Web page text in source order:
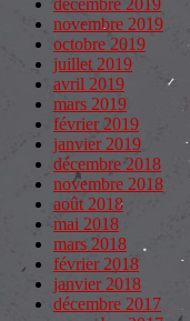
décembre 2019
novembre 2019
octobre 2019
juillet 2019
avril 2019
mars 2019
février 2019
janvier 2019
décembre 2018
novembre 2018
août 2018
mai 2018
mars 2018
février 2018
janvier 2018
décembre 2017